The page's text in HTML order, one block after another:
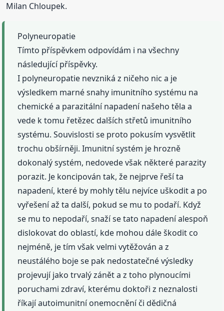
Milan Chloupek.
Polyneuropatie
Tímto příspěvkem odpovídám i na všechny
následující příspěvky.
I polyneuropatie nevzniká z ničeho nic a je
výsledkem marné snahy imunitního systému na
chemické a parazitální napadení našeho těla a
vede k tomu řetězec dalších střetů imunitního
systému. Souvislosti se proto pokusím vysvětlit
trochu obšírněji. Imunitní systém je hrozně
dokonalý systém, nedovede však některé parazity
porazit. Je koncipován tak, že nejprve řeší ta
napadení, které by mohly tělu nejvíce uškodit a po
vyřešení až ta další, pokud se mu to podaří. Když
se mu to nepodaří, snaží se tato napadení alespoň
dislokovat do oblastí, kde mohou dále škodit co
nejméně, je tím však velmi vytěžován a z
neustálého boje se pak nedostatečné výsledky
projevují jako trvalý zánět a z toho plynoucími
poruchami zdraví, kterému doktoři z neznalosti
říkají autoimunitní onemocnění či dědičná